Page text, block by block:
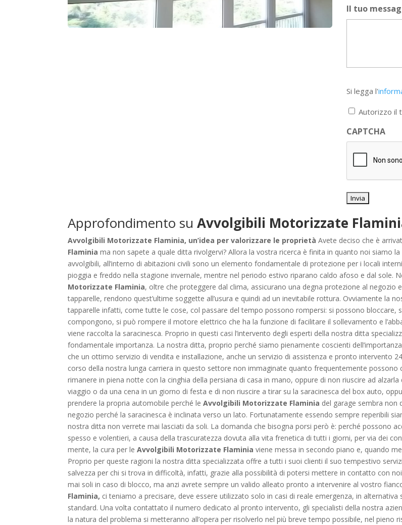
Il tuo
legga
l'informativa
privacy
*
Si legga l'
Autorizzo il
CAPTCHA
Approfondimento suAvvolgibili Motorizzate
Avvolgibili Motorizzate Flaminia, un’idea per valorizzare le proprietàAvete deciso che è
Flaminia ma non sapete a quale ditta rivolgervi? Allora la vostra ricerca è finita in quanto noi siamo
avvolgibili, all’interno di abitazioni civili sono un elemento fondamentale di protezione per i locali
pioggia e freddo nella stagione invernale, mentre nel periodo estivo riparano caldo afoso e dal sole.
Motorizzate Flaminia, oltre che proteggere dal clima, assicurano una degna protezione al negozio
tapparelle, rendono quest’ultime soggette all’usura e quindi ad un inevitabile rottura. Ovviamente la
tapparelle infatti, come tutte le cose, col passare del tempo possono rompersi: si possono bloccare,
compongono, si può rompere il motore elettrico che ha la funzione di facilitare il sollevamento e
viene raccolta la saracinesca. Proprio in questi casi l’intervento degli esperti della nostra ditta
fondamentale importanza. La nostra ditta, proprio perché siamo pienamente coscienti
che un ottimo servizio di vendita e installazione, anche un servizio di assistenza e pronto intervento
corso della nostra lunga carriera in questo settore non immaginate quanto frequentemente
rimanere in piena notte con la cinghia della persiana di casa in mano, oppure di non riuscire ad
viaggio o da una cena in un giorno di festa e di non riuscire a tirar su la saracinesca del box auto,
prendere la propria automobile perché leAvvolgibili Motorizzate Flaminia del garage sembra non
negozio perché la saracinesca è inclinata verso un lato. Fortunatamente essendo sempre reperibili
nostra ditta non verrete mai lasciati da soli. La domanda che bisogna porsi però è: perché possono
spesso e volentieri, a causa della trascuratezza dovuta alla vita frenetica di tutti i giorni, per via dei
mente, la cura per leAvvolgibili Motorizzate Flaminia viene messa in secondo piano e, quando
Proprio per queste ragioni la nostra ditta specializzata offre a tutti i suoi clienti il suo tempestivo
salvezza per chi si trova in difficoltà, infatti, grazie alla possibilità di potersi mettere in contatto con
mai soli in caso di blocco, ma anzi avrete sempre un valido alleato pronto a intervenire al vostro
Flaminia, ci teniamo a precisare, deve essere utilizzato solo in casi di reale emergenza, in
standard. Una volta contattato il numero dedicato al pronto intervento, gli specialisti della nostra
la natura del problema si metteranno all’opera per risolverlo nel più breve tempo possibile, nel